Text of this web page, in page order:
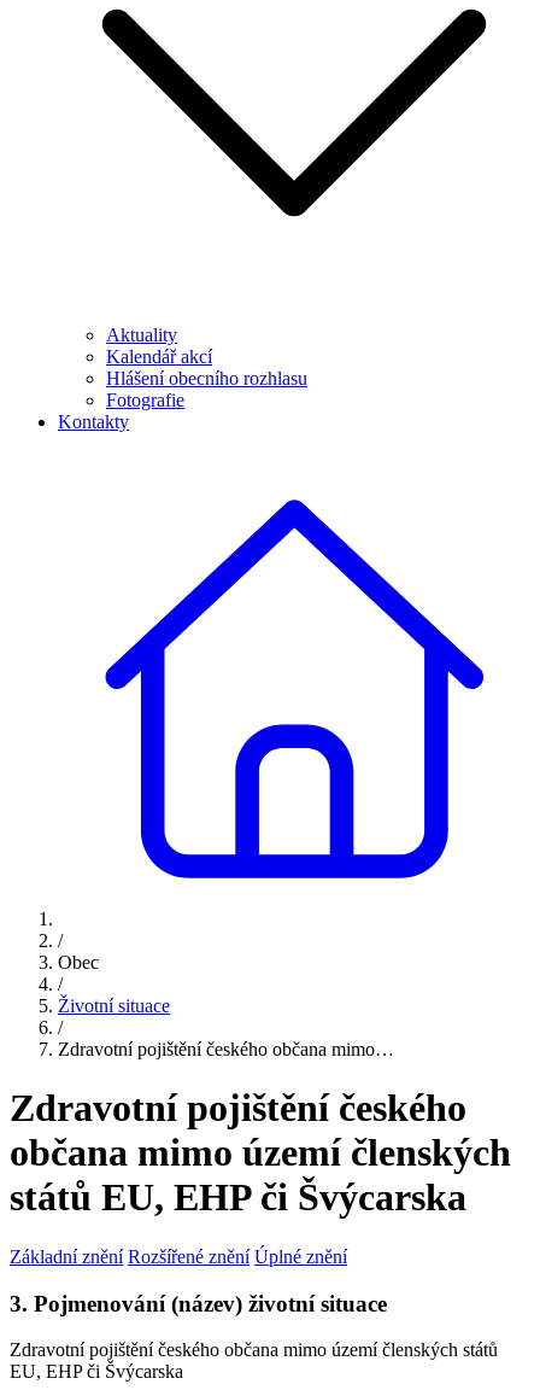
Aktuality
Kalendář akcí
Hlášení obecního rozhlasu
Fotografie
Kontakty
/
Obec
/
Životní situace
/
Zdravotní pojištění českého občana mimo…
Zdravotní pojištění českého
občana mimo území členských
států EU, EHP či Švýcarska
Základní znění Rozšířené znění Úplné znění
3. Pojmenování (název) životní situace
Zdravotní pojištění českého občana mimo území členských států
EU, EHP či Švýcarska